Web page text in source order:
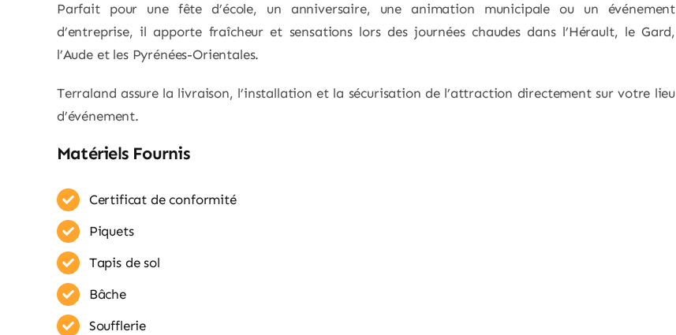
Parfait pour une fête d’école, un anniversaire, une animation municipale ou un événement
d’entreprise, il apporte fraîcheur et sensations lors des journées chaudes dans l’Hérault, le Gard,
l’Aude et les Pyrénées-Orientales.
Terraland assure la livraison, l’installation et la sécurisation de l’attraction directement sur votre lieu
d’événement.
Matériels Fournis
Certificat de conformité
Piquets
Tapis de sol
Bâche
Soufflerie